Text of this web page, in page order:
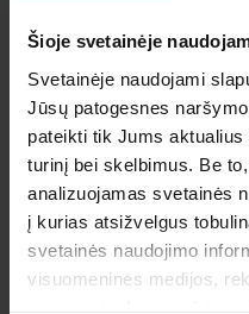
Šioje svetainėje
Svetainėje naudojami
Jūsų patogesnes
pateikti tik Jums
turinį bei skelbimus. Be
analizuojamas svetainės
į kurias atsižvelgus
svetainės naudojimo
visuomeninės medijos,
Tel.: (iš
Skambučiai į klientų
apmokestinami
El. paštas:
I-V